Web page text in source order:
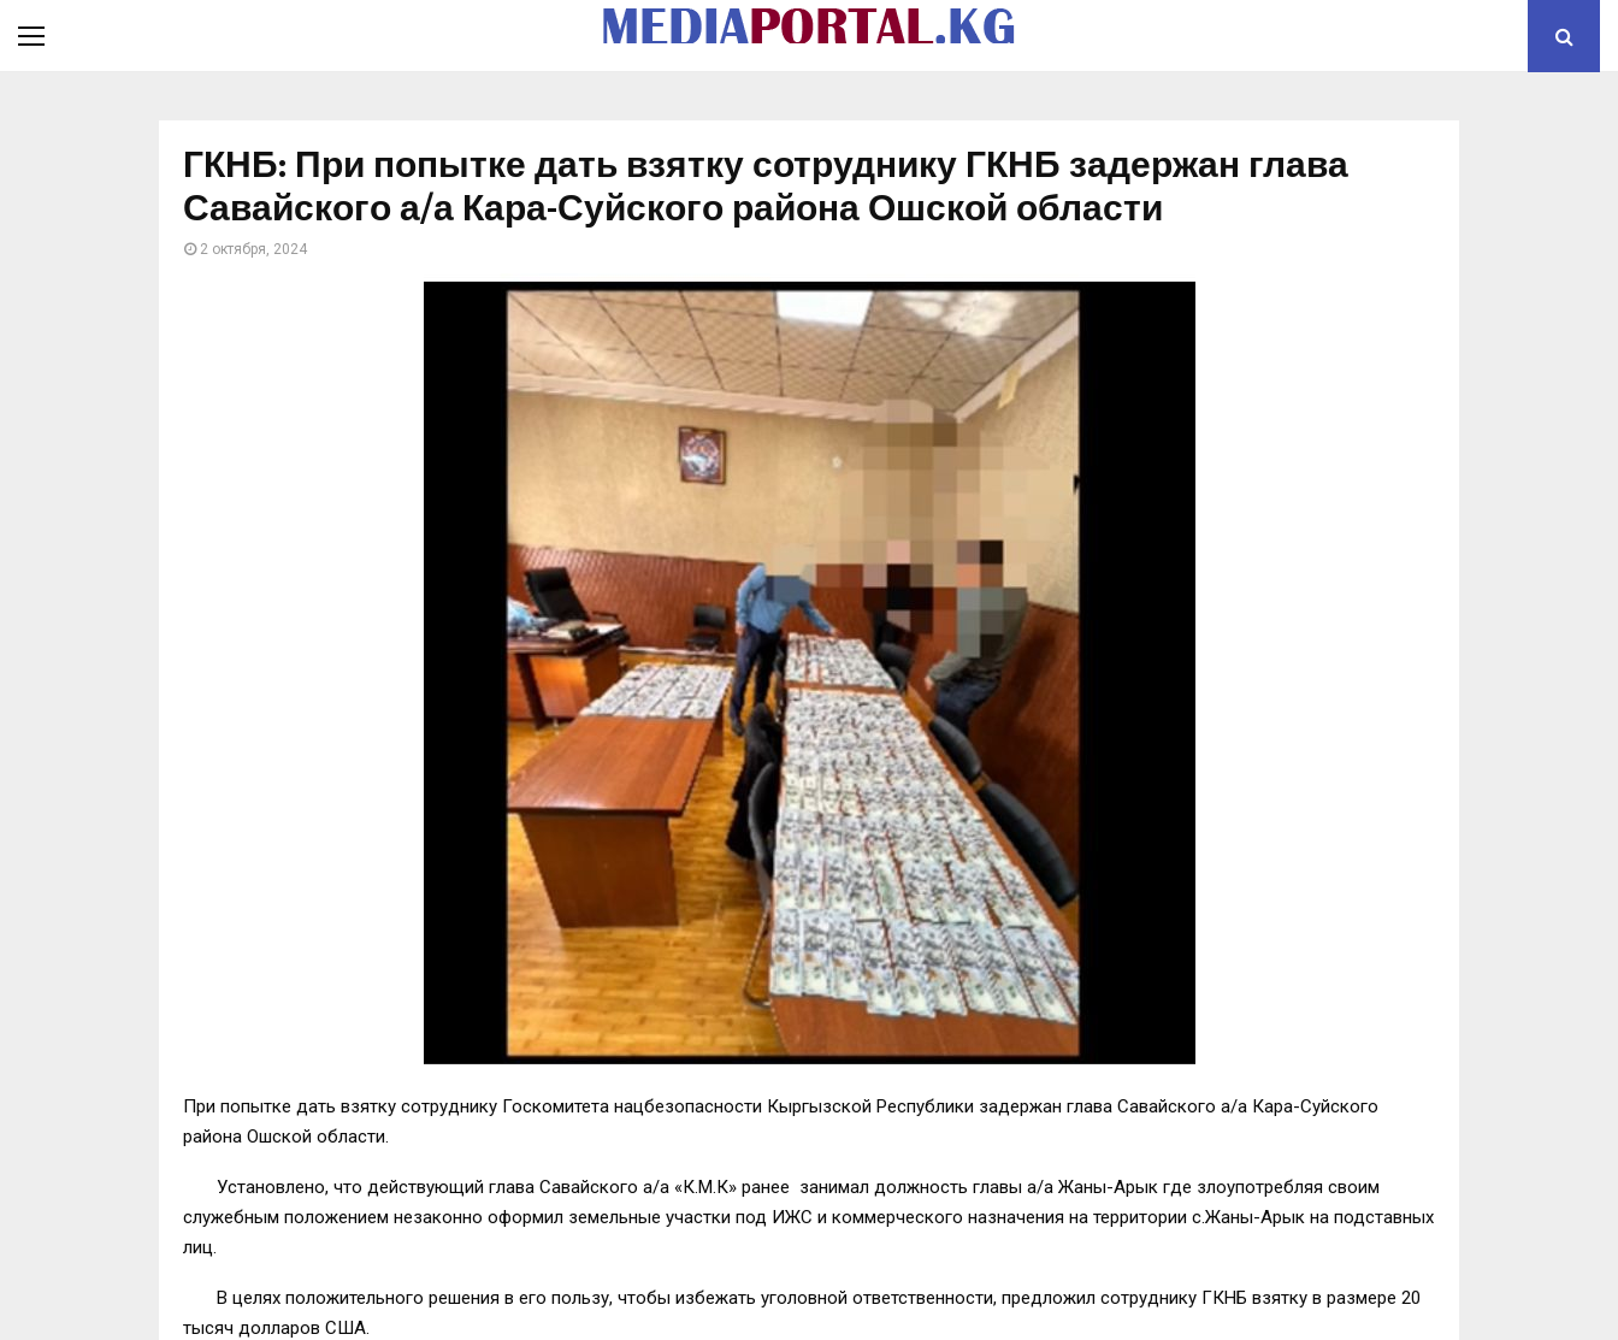
ГКНБ: При попытке дать взятку сотруднику ГКНБ задержан глава
Савайского а/а Кара-Суйского района Ошской области
2 октября, 2024
При попытке дать взятку сотруднику Госкомитета нацбезопасности Кыргызской Республики задержан глава Савайского а/а Кара-Суйского
района Ошской области.
Установлено, что действующий глава Савайского а/а «К.М.К» ранее занимал должность главы а/а Жаны-Арык где злоупотребляя своим
служебным положением незаконно оформил земельные участки под ИЖС и коммерческого назначения на территории с.Жаны-Арык на подставных
лиц.
В целях положительного решения в его пользу, чтобы избежать уголовной ответственности, предложил сотруднику ГКНБ взятку в размере 20
тысяч долларов США.